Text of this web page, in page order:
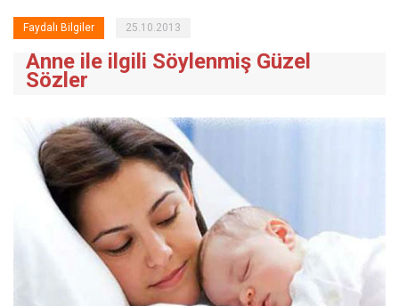
Faydalı Bilgiler 25.10.2013
Anne ile ilgili Söylenmiş Güzel
Sözler